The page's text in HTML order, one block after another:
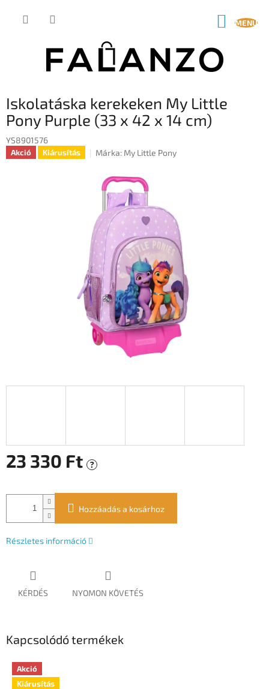
KOSÁR
Iskolatáska kerekeken My Little
Pony Purple (33 x 42 x 14 cm)
YS8901576
Akció Kiárusítás Márka: My Little Pony
23 330 Ft ?
Hozzáadás a kosárhoz
Részletes információ
KÉRDÉS NYOMON KÖVETÉS
Kapcsolódó termékek
Akció
Kiárusítás